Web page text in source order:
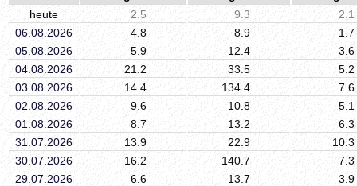
heute
2.5 9.3
2.1
06.08.2026
4.8 8.9
1.7
05.08.2026
5.9 12.4
3.6
04.08.2026
21.2 33.5
5.2
03.08.2026
14.4 134.4
7.6
02.08.2026
9.6 10.8
5.1
01.08.2026
8.7 13.2
6.3
31.07.2026
13.9 22.9
10.3
30.07.2026
16.2 140.7
7.3
29.07.2026
6.6 13.7
3.9